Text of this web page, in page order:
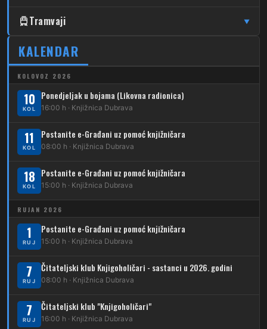
Trnava Trnava
Čulinec
Trnava ↦ Sesvete ↦ Trnava
Kliknite stanicu za prikaz voznog reda
DUBRAVA
206 Dubrava – Miroševec
208 Dubrava – Vidovec
209
210 Dubrava – Stud. grad – Klin
213
214 Koledinečka – Resnički gaj
223 Dubrava – Trnovčica – Dubec
230 Dubrava – Granešinski Novaki
232 Dubrava – Jazbina
269
DUBEC
Tramvaji ▼
4 Dubec – Savski Most
7 Dubrava – Savski Most
11 Dubec – Črnomerec
34 Dubec – Ljubljanica – Noćna linija
Karta tramvajskih linija
KALENDAR
KOLOVOZ 2026
10
KOL
Ponedjeljak u bojama (Likovna radionica)
16:00 h · Knjižnica Dubrava
11
KOL
Postanite e-Građani uz pomoć knjižničara
08:00 h · Knjižnica Dubrava
18
KOL
Postanite e-Građani uz pomoć knjižničara
15:00 h · Knjižnica Dubrava
RUJAN 2026
1
RUJ
Postanite e-Građani uz pomoć knjižničara
15:00 h · Knjižnica Dubrava
7
RUJ
Čitateljski klub Knjigoholičari - sastanci u 2026. godini
08:00 h · Knjižnica Dubrava
7
RUJ
Čitateljski klub "Knjigoholičari"
16:00 h · Knjižnica Dubrava